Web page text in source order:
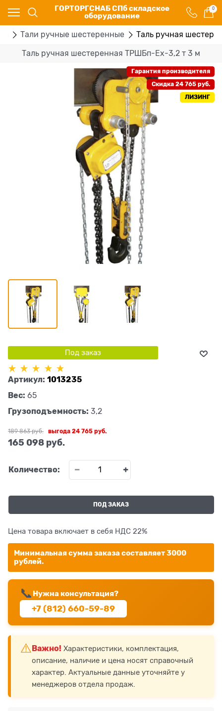
ГОРТОРГСНАБ СПб складское
оборудование
0
Тали ручные шестеренные Таль ручная
Таль ручная шестеренная ТРШБп-Ех-3,2 т 3 м
Гарантия производителя
Скидка 24 765 руб.
ЛИЗИНГ
Под заказ
Артикул: 1013235
Вес: 65
Грузоподъемность: 3,2
189 863 руб.
165 098 руб.
выгода24 765 руб.
Количество:
ПОД ЗАКАЗ
Цена товара включает в себя НДС 22%
Минимальная сумма заказа составляет 3000
рублей.
📞 Нужна консультация?
+7 (812) 660-59-89
⚠️ Важно! Характеристики, комплектация,
описание, наличие и цена носят справочный
характер. Актуальные данные уточняйте у
менеджеров отдела продаж.